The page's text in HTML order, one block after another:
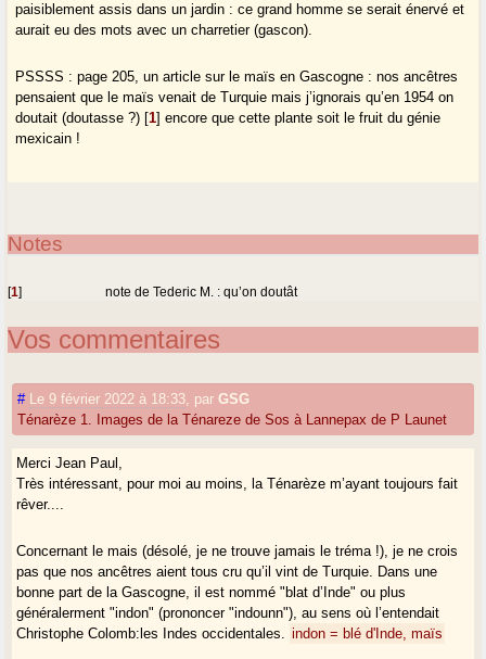
paisiblement assis dans un jardin : ce grand homme se serait énervé et
aurait eu des mots avec un charretier (gascon).
PSSSS : page 205, un article sur le maïs en Gascogne : nos ancêtres
pensaient que le maïs venait de Turquie mais j’ignorais qu’en 1954 on
doutait (doutasse ?) [1] encore que cette plante soit le fruit du génie
mexicain !
Notes
[1] note de Tederic M. : qu’on doutât
Vos commentaires
# Le 9 février 2022 à 18:33 parGSG
Ténarèze 1. Images de la Ténareze de Sos à Lannepax de P Launet
Merci Jean Paul,
Très intéressant, pour moi au moins, la Ténarèze m’ayant toujours fait
rêver....
Concernant le mais (désolé, je ne trouve jamais le tréma !), je ne crois
pas que nos ancêtres aient tous cru qu’il vint de Turquie. Dans une
bonne part de la Gascogne, il est nommé "blat d’Inde" ou plus
généralerment "indon" (prononcer "indounn"), au sens où l’entendait
Christophe Colomb:les Indes occidentales.
indon = blé d'Inde, maïs